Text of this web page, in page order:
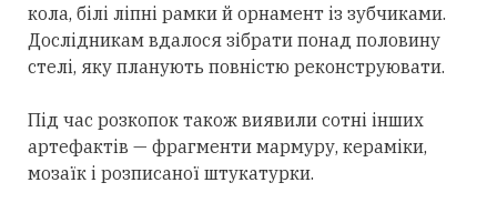
кола, білі ліпні рамки й орнамент із зубчиками.
Дослідникам вдалося зібрати понад половину
стелі, яку планують повністю реконструювати.
Під час розкопок також виявили сотні інших
артефактів — фрагменти мармуру, кераміки,
мозаїк і розписаної штукатурки.